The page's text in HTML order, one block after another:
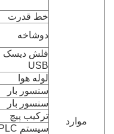
موارد
خط قدرت
دوشاخه
فلش دیسک
USB
لوله هوا
سنسور بار
سنسور بار
ترکیب پیچ
سیستم PLC